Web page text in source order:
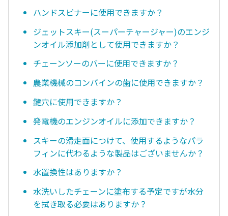
ハンドスピナーに使用できますか？
ジェットスキー(スーパーチャージャー)のエンジ
ンオイル添加剤として使用できますか？
チェーンソーのバーに使用できますか？
農業機械のコンバインの歯に使用できますか？
鍵穴に使用できますか？
発電機のエンジンオイルに添加できますか？
スキーの滑走面につけて、使用するようなパラ
フィンに代わるような製品はございませんか？
水置換性はありますか？
水洗いしたチェーンに塗布する予定ですが水分
を拭き取る必要はありますか？